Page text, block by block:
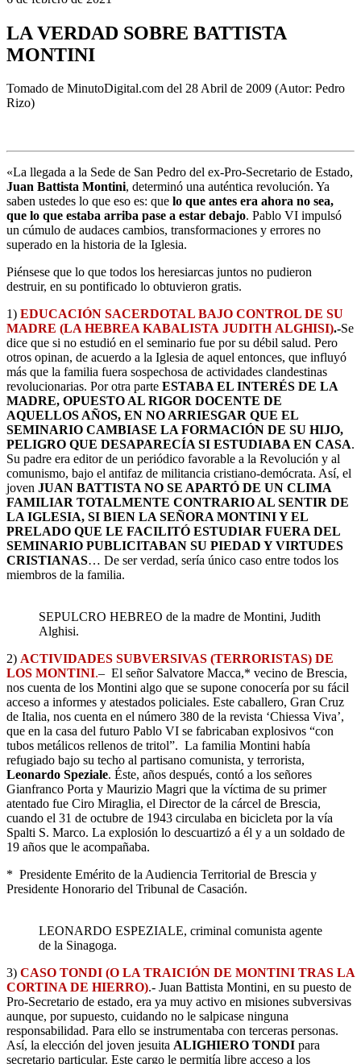
LA VERDAD SOBRE BATTISTA
MONTINI
Tomado de MinutoDigital.com del 28 Abril de 2009 (Autor: Pedro
Rizo)
«La llegada a la Sede de San Pedro del ex-Pro-Secretario de Estado,
Juan Battista Montini, determinó una auténtica revolución. Ya
saben ustedes lo que eso es: que lo que antes era ahora no sea,
que lo que estaba arriba pase a estar debajo. Pablo VI impulsó
un cúmulo de audaces cambios, transformaciones y errores no
superado en la historia de la Iglesia.
Piénsese que lo que todos los heresiarcas juntos no pudieron
destruir, en su pontificado lo obtuvieron gratis.
1) EDUCACIÓN SACERDOTAL BAJO CONTROL DE SU
MADRE (LA HEBREA KABALISTA JUDITH ALGHISI).-Se
dice que si no estudió en el seminario fue por su débil salud. Pero
otros opinan, de acuerdo a la Iglesia de aquel entonces, que influyó
más que la familia fuera sospechosa de actividades clandestinas
revolucionarias. Por otra parte ESTABA EL INTERÉS DE LA
MADRE, OPUESTO AL RIGOR DOCENTE DE
AQUELLOS AÑOS, EN NO ARRIESGAR QUE EL
SEMINARIO CAMBIASE LA FORMACIÓN DE SU HIJO,
PELIGRO QUE DESAPARECÍA SI ESTUDIABA EN CASA.
Su padre era editor de un periódico favorable a la Revolución y al
comunismo, bajo el antifaz de militancia cristiano-demócrata. Así, el
joven JUAN BATTISTA NO SE APARTÓ DE UN CLIMA
FAMILIAR TOTALMENTE CONTRARIO AL SENTIR DE
LA IGLESIA, SI BIEN LA SEÑORA MONTINI Y EL
PRELADO QUE LE FACILITÓ ESTUDIAR FUERA DEL
SEMINARIO PUBLICITABAN SU PIEDAD Y VIRTUDES
CRISTIANAS… De ser verdad, sería único caso entre todos los
miembros de la familia.
SEPULCRO HEBREO de la madre de Montini, Judith
Alghisi.
2) ACTIVIDADES SUBVERSIVAS (TERRORISTAS) DE
LOS MONTINI.– El señor Salvatore Macca,* vecino de Brescia,
nos cuenta de los Montini algo que se supone conocería por su fácil
acceso a informes y atestados policiales. Este caballero, Gran Cruz
de Italia, nos cuenta en el número 380 de la revista ‘Chiessa Viva’,
que en la casa del futuro Pablo VI se fabricaban explosivos “con
tubos metálicos rellenos de tritol”. La familia Montini había
refugiado bajo su techo al partisano comunista, y terrorista,
Leonardo Speziale. Éste, años después, contó a los señores
Gianfranco Porta y Maurizio Magri que la víctima de su primer
atentado fue Ciro Miraglia, el Director de la cárcel de Brescia,
cuando el 31 de octubre de 1943 circulaba en bicicleta por la vía
Spalti S. Marco. La explosión lo descuartizó a él y a un soldado de
19 años que le acompañaba.
* Presidente Emérito de la Audiencia Territorial de Brescia y
Presidente Honorario del Tribunal de Casación.
LEONARDO ESPEZIALE, criminal comunista agente
de la Sinagoga.
3) CASO TONDI (O LA TRAICIÓN DE MONTINI TRAS LA
CORTINA DE HIERRO).- Juan Battista Montini, en su puesto de
Pro-Secretario de estado, era ya muy activo en misiones subversivas
aunque, por supuesto, cuidando no le salpicase ninguna
responsabilidad. Para ello se instrumentaba con terceras personas.
Así, la elección del joven jesuita ALIGHIERO TONDI para
secretario particular. Este cargo le permitía libre acceso a los